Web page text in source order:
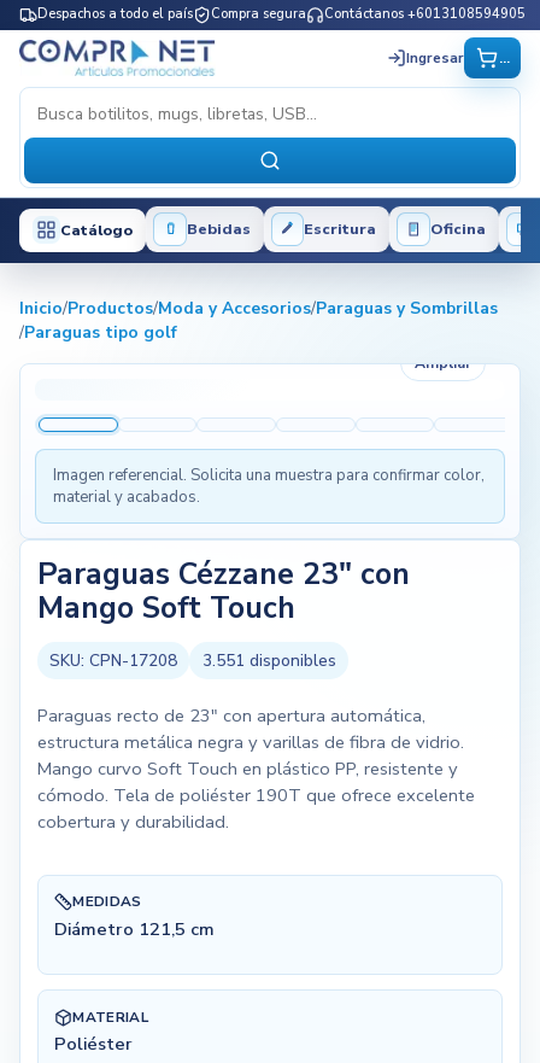
Despachos a todo el país Compra segura Contáctanos +6013108594905
Ingresar ...
Catálogo Bebidas Escritura Oficina
Inicio/Productos/Moda y Accesorios/Paraguas y Sombrillas
/Paraguas tipo golf
Ampliar
Imagen referencial. Solicita una muestra para confirmar color,
material y acabados.
Paraguas Cézzane 23" con
Mango Soft Touch
SKU: CPN-17208 3.551 disponibles
Paraguas recto de 23" con apertura automática,
estructura metálica negra y varillas de fibra de vidrio.
Mango curvo Soft Touch en plástico PP, resistente y
cómodo. Tela de poliéster 190T que ofrece excelente
cobertura y durabilidad.
MEDIDAS
Diámetro 121,5 cm
MATERIAL
Poliéster